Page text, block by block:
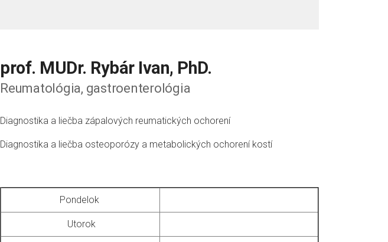
prof. MUDr. Rybár Ivan, PhD.
Reumatológia, gastroenterológia
Diagnostika a liečba zápalových reumatických ochorení
Diagnostika a liečba osteoporózy a metabolických ochorení kostí
Pondelok
Utorok